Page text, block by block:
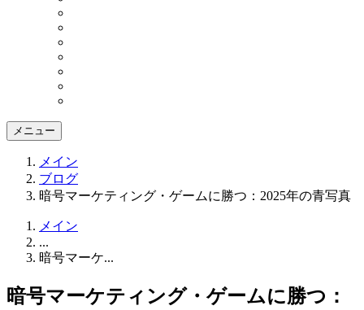
メニュー
メイン
ブログ
暗号マーケティング・ゲームに勝つ：2025年の青写真
メイン
...
暗号マーケ...
暗号マーケティング・ゲームに勝つ：